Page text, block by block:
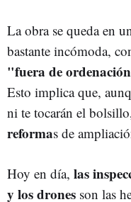
La obra se queda en
bastante incómoda,
"fuera de
Esto implica que,
ni te tocarán el
reformas de
Hoy en día, las
y los drones son las